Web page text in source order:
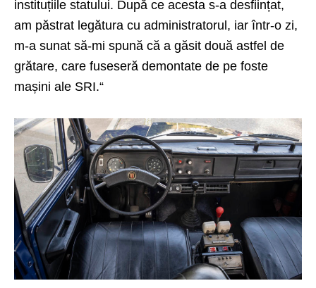
instituțiile statului. După ce acesta s-a desființat,
am păstrat legătura cu administratorul, iar într-o zi,
m-a sunat să-mi spună că a găsit două astfel de
grătare, care fuseseră demontate de pe foste
mașini ale SRI.“